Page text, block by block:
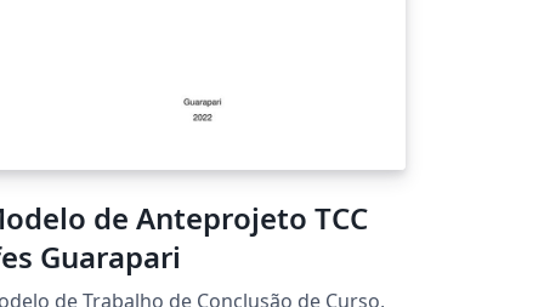
de Anteprojeto TCC
Guarapari
de Trabalho de Conclusão de Curso,